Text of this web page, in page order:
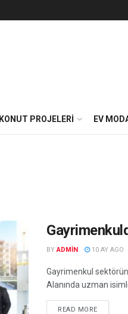
KONUT PROJELERI EV
BY ADMIN 10 AY AGO
Gayrimenkul
Alanında uzman
READ MORE